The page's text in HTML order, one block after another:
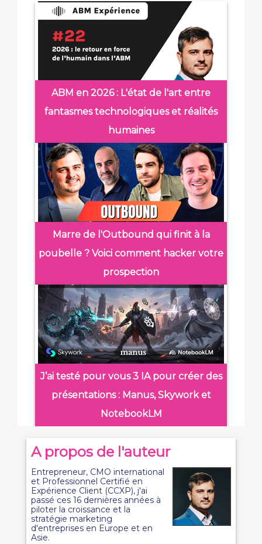
ABM en 2026 : L'état de l'art entre
fantasmes technologiques et réalités
humaines
Marre de l'Outbound qui finit à la
poubelle ? Voici comment hacker votre
prospection
J’ai testé pour vous 3 IA pour créer des
présentations : Manus, Skywork et
NotebookLM
A propos de l'auteur
Entrepreneur, CMO international
et Professionnel Certifié en
Expérience Client (CCXP), j'ai
passé ces 16 dernières années à
piloter la croissance et la
stratégie marketing
d'entreprises en Europe et en
Asie.